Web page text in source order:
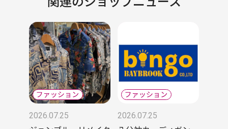
2026.07.25
2026.07.25